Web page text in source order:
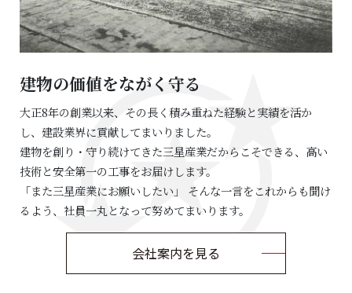
建物の価値をながく守る
大正8年の創業以来、その長く積み重ねた経験と実績を活か
し、建設業界に貢献してまいりました。
建物を創り・守り続けてきた三星産業だからこそできる、高い
技術と安全第一の工事をお届けします。
「また三星産業にお願いしたい」 そんな一言をこれからも聞け
るよう、社員一丸となって努めてまいります。
会社案内を見る